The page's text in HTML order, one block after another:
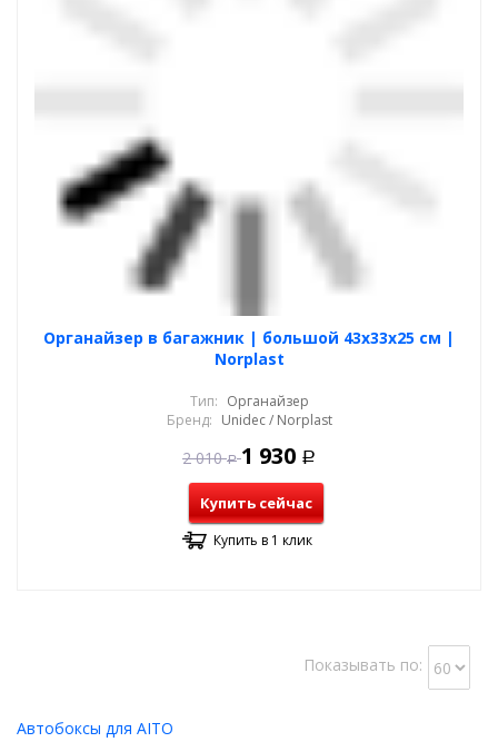
Органайзер в багажник | большой 43x33х25 см |
Norplast
Тип: Органайзер
Бренд: Unidec / Norplast
2 010 Р 1 930 Р
Купить сейчас
Купить в 1 клик
Показывать по:
Автобоксы для AITO